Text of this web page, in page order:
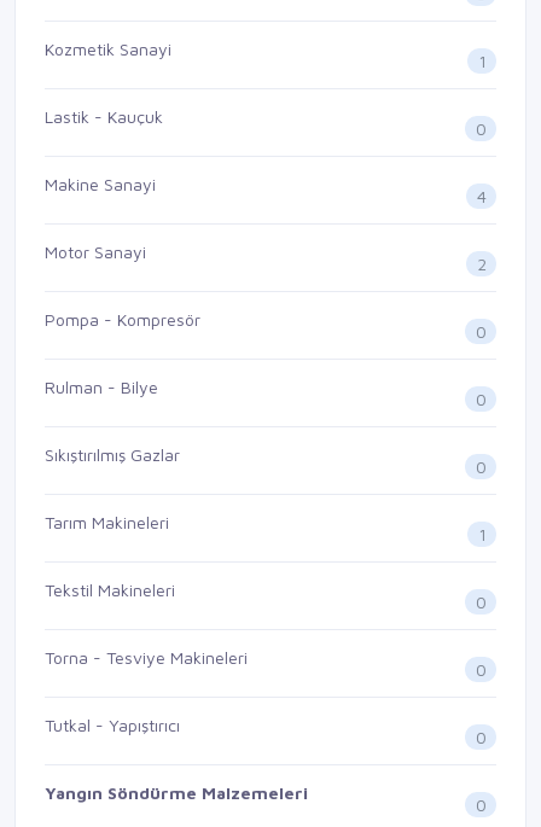
Kozmetik Sanayi
1
Lastik - Kauçuk
0
Makine Sanayi
4
Motor Sanayi
2
Pompa - Kompresör
0
Rulman - Bilye
0
Sıkıştırılmış Gazlar
0
Tarım Makineleri
1
Tekstil Makineleri
0
Torna - Tesviye Makineleri
0
Tutkal - Yapıştırıcı
0
Yangın Söndürme Malzemeleri
0